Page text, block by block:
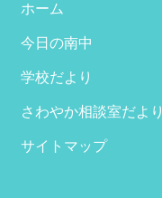
ホーム
今日の南中
学校だより
さわやか相談室だより
サイトマップ